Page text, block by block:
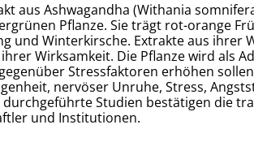
aus Ashwagandha (Withania
Pflanze. Sie trägt rot-orange
und Winterkirsche. Extrakte aus ihrer
Wirksamkeit. Die Pflanze wird als
Stressfaktoren erhöhen
nervöser Unruhe, Stress,
Studien bestätigen die
und Institutionen.